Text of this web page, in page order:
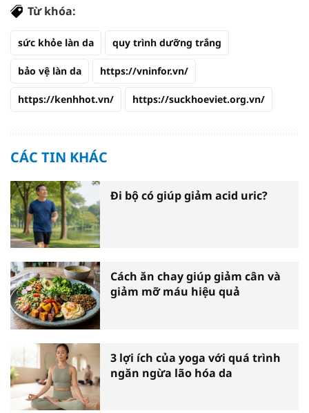
Từ khóa:
sức khỏe làn da quy trình dưỡng trắng
bảo vệ làn da https://vninfor.vn/
https://kenhhot.vn/ https://suckhoeviet.org.vn/
CÁC TIN KHÁC
Đi bộ có giúp giảm acid uric?
Cách ăn chay giúp giảm cân và
giảm mỡ máu hiệu quả
3 lợi ích của yoga với quá trình
ngăn ngừa lão hóa da